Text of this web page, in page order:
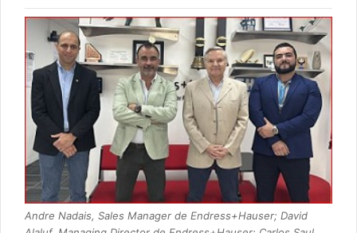
Andre Nadais, Sales Manager de Endress+Hauser; David